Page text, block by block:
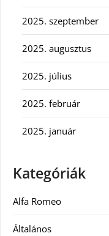
2025. szeptember
2025. augusztus
2025. július
2025. február
2025. január
Kategóriák
Alfa Romeo
Általános